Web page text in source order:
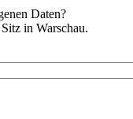
Daten?
in Warschau.